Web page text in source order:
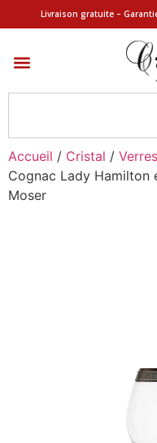
Livraison gratuite –
Accueil / Cristal /
Cognac Lady Hamilton
Moser